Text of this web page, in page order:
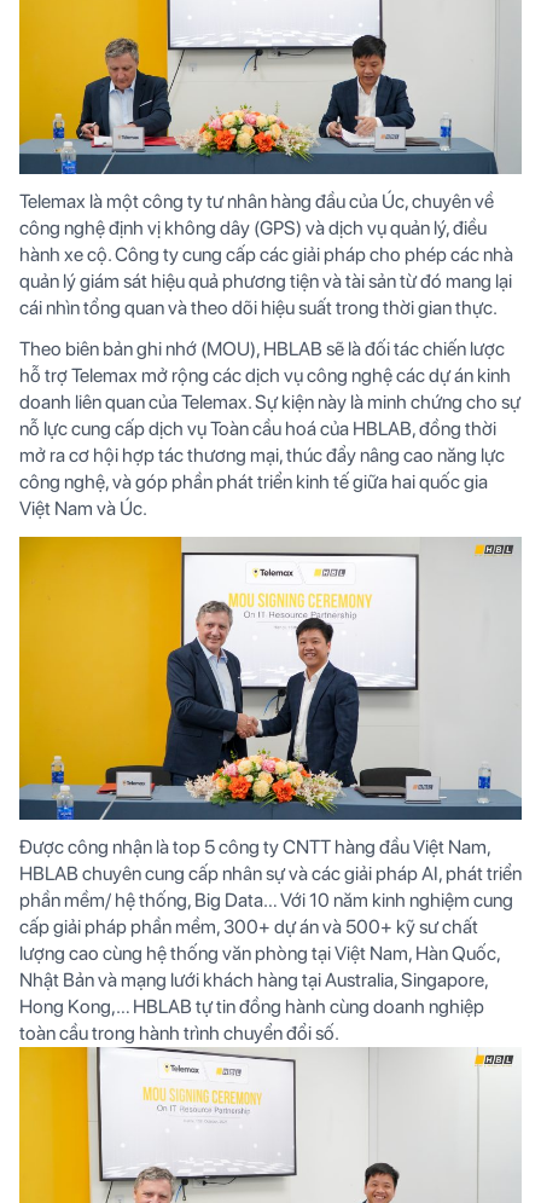
Telemax là một công ty tư nhân hàng đầu của Úc, chuyên về
công nghệ định vị không dây (GPS) và dịch vụ quản lý, điều
hành xe cộ. Công ty cung cấp các giải pháp cho phép các nhà
quản lý giám sát hiệu quả phương tiện và tài sản từ đó mang lại
cái nhìn tổng quan và theo dõi hiệu suất trong thời gian thực.
Theo biên bản ghi nhớ (MOU), HBLAB sẽ là đối tác chiến lược
hỗ trợ Telemax mở rộng các dịch vụ công nghệ các dự án kinh
doanh liên quan của Telemax.Sự kiện này là minh chứng cho sự
nỗ lực cung cấp dịch vụ Toàn cầu hoá của HBLAB, đồng thời
mở ra cơ hội hợp tác thương mại, thúc đẩy nâng cao năng lực
công nghệ, và góp phần phát triển kinh tế giữa hai quốc gia
Việt Nam và Úc.
Được công nhận là top 5 công ty CNTT hàng đầu Việt Nam,
HBLAB chuyên cung cấp nhân sự và các giải pháp AI, phát triển
phần mềm/ hệ thống, Big Data… Với 10 năm kinh nghiệm cung
cấp giải pháp phần mềm, 300+ dự án và 500+ kỹ sư chất
lượng cao cùng hệ thống văn phòng tại Việt Nam, Hàn Quốc,
Nhật Bản và mạng lưới khách hàng tại Australia, Singapore,
Hong Kong,… HBLAB tự tin đồng hành cùng doanh nghiệp
toàn cầu trong hành trình chuyển đổi số.